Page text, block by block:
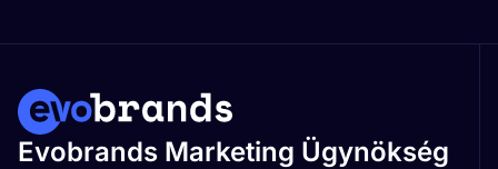
Evobrands Marketing Ügynökség